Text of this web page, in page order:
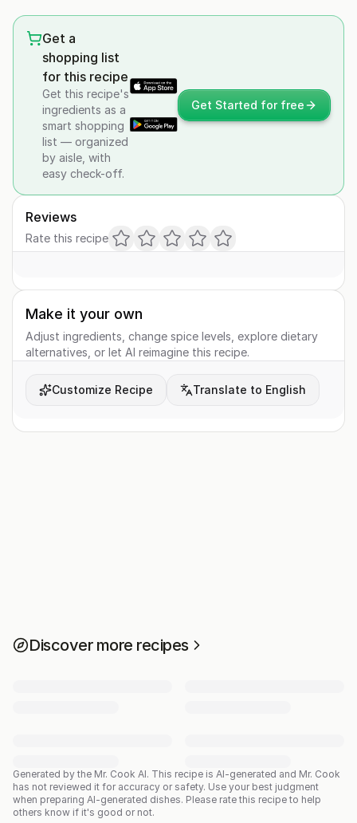
Get a
shopping list
for this recipe
Get this recipe's
ingredients as a
smart shopping
list — organized
by aisle, with
easy check-off.
Get Started for free
Reviews
Rate this recipe
Make it your own
Adjust ingredients, change spice levels, explore dietary
alternatives, or let AI reimagine this recipe.
Customize Recipe Translate to English
Discover more recipes
Generated by the Mr. Cook AI. This recipe is AI-generated and Mr. Cook
has not reviewed it for accuracy or safety. Use your best judgment
when preparing AI-generated dishes. Please rate this recipe to help
others know if it's good or not.